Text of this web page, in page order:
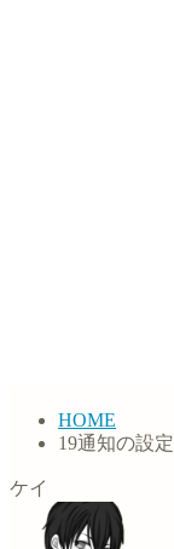
HOME
19通知の設定
ケイ